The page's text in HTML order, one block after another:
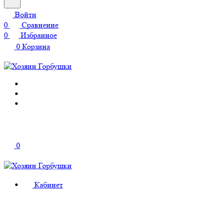
Войти
0
Сравнение
0
Избранное
0 Корзина
0
Кабинет